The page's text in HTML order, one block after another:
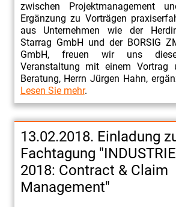
zwischen Projektmanagement
Ergänzung zu Vorträgen
aus Unternehmen wie der
Starrag GmbH und der BORSIG
GmbH, freuen wir uns diese
Veranstaltung mit einem Vortrag
Beratung, Herrn Jürgen Hahn,
Lesen Sie mehr.
13.02.2018. Einladung
Fachtagung
2018: Contract & Claim
Management"